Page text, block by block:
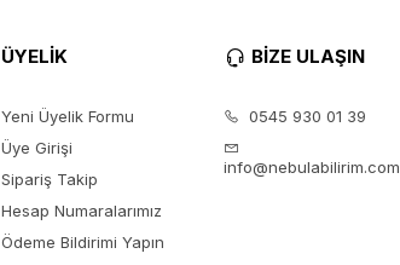
ÜYELİK
Yeni Üyelik Formu
Üye Girişi
Sipariş Takip
Hesap Numaralarımız
Ödeme Bildirimi Yapın
BİZE ULAŞIN
0545 930 01 39
info@nebulabilirim.com